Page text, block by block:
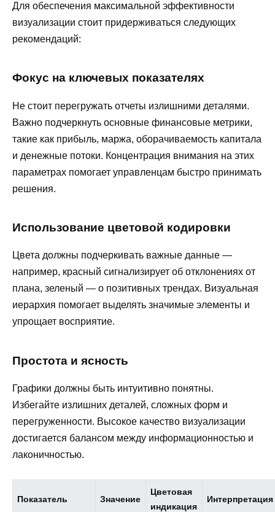
Для обеспечения максимальной эффективности
визуализации стоит придерживаться следующих
рекомендаций:
Фокус на ключевых показателях
Не стоит перегружать отчеты излишними деталями.
Важно подчеркнуть основные финансовые метрики,
такие как прибыль, маржа, оборачиваемость капитала
и денежные потоки. Концентрация внимания на этих
параметрах помогает управленцам быстро принимать
решения.
Использование цветовой кодировки
Цвета должны подчеркивать важные данные —
например, красный сигнализирует об отклонениях от
плана, зеленый — о позитивных трендах. Визуальная
иерархия помогает выделять значимые элементы и
упрощает восприятие.
Простота и ясность
Графики должны быть интуитивно понятны.
Избегайте излишних деталей, сложных форм и
перегруженности. Высокое качество визуализации
достигается балансом между информационностью и
лаконичностью.
Показатель Значение
Цветовая
индикация
Интерпретация